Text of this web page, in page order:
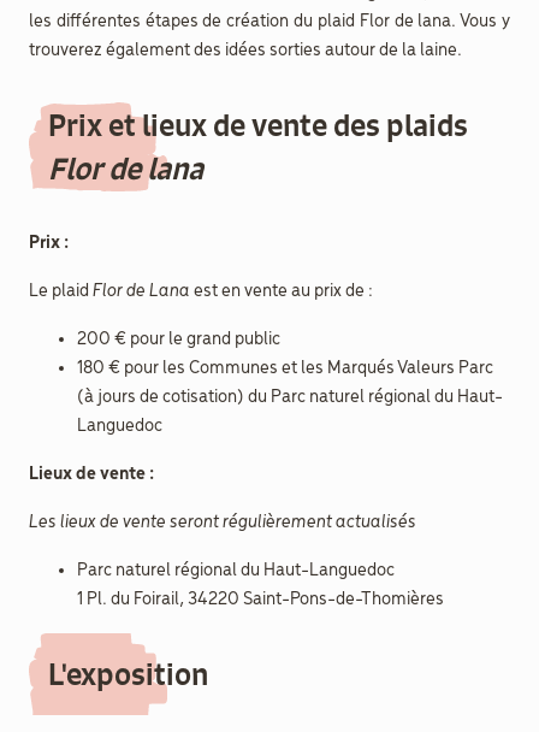
les différentes étapes de création du plaid Flor de lana. Vous y
trouverez également des idées sorties autour de la laine.
Prix et lieux de vente des plaids
Flor de lana
Prix :
Le plaid Flor de Lana est en vente au prix de :
200 € pour le grand public
180 € pour les Communes et les Marqués Valeurs Parc
(à jours de cotisation) du Parc naturel régional du Haut-
Languedoc
Lieux de vente :
Les lieux de vente seront régulièrement actualisés
Parc naturel régional du Haut-Languedoc
1 Pl. du Foirail, 34220 Saint-Pons-de-Thomières
L'exposition